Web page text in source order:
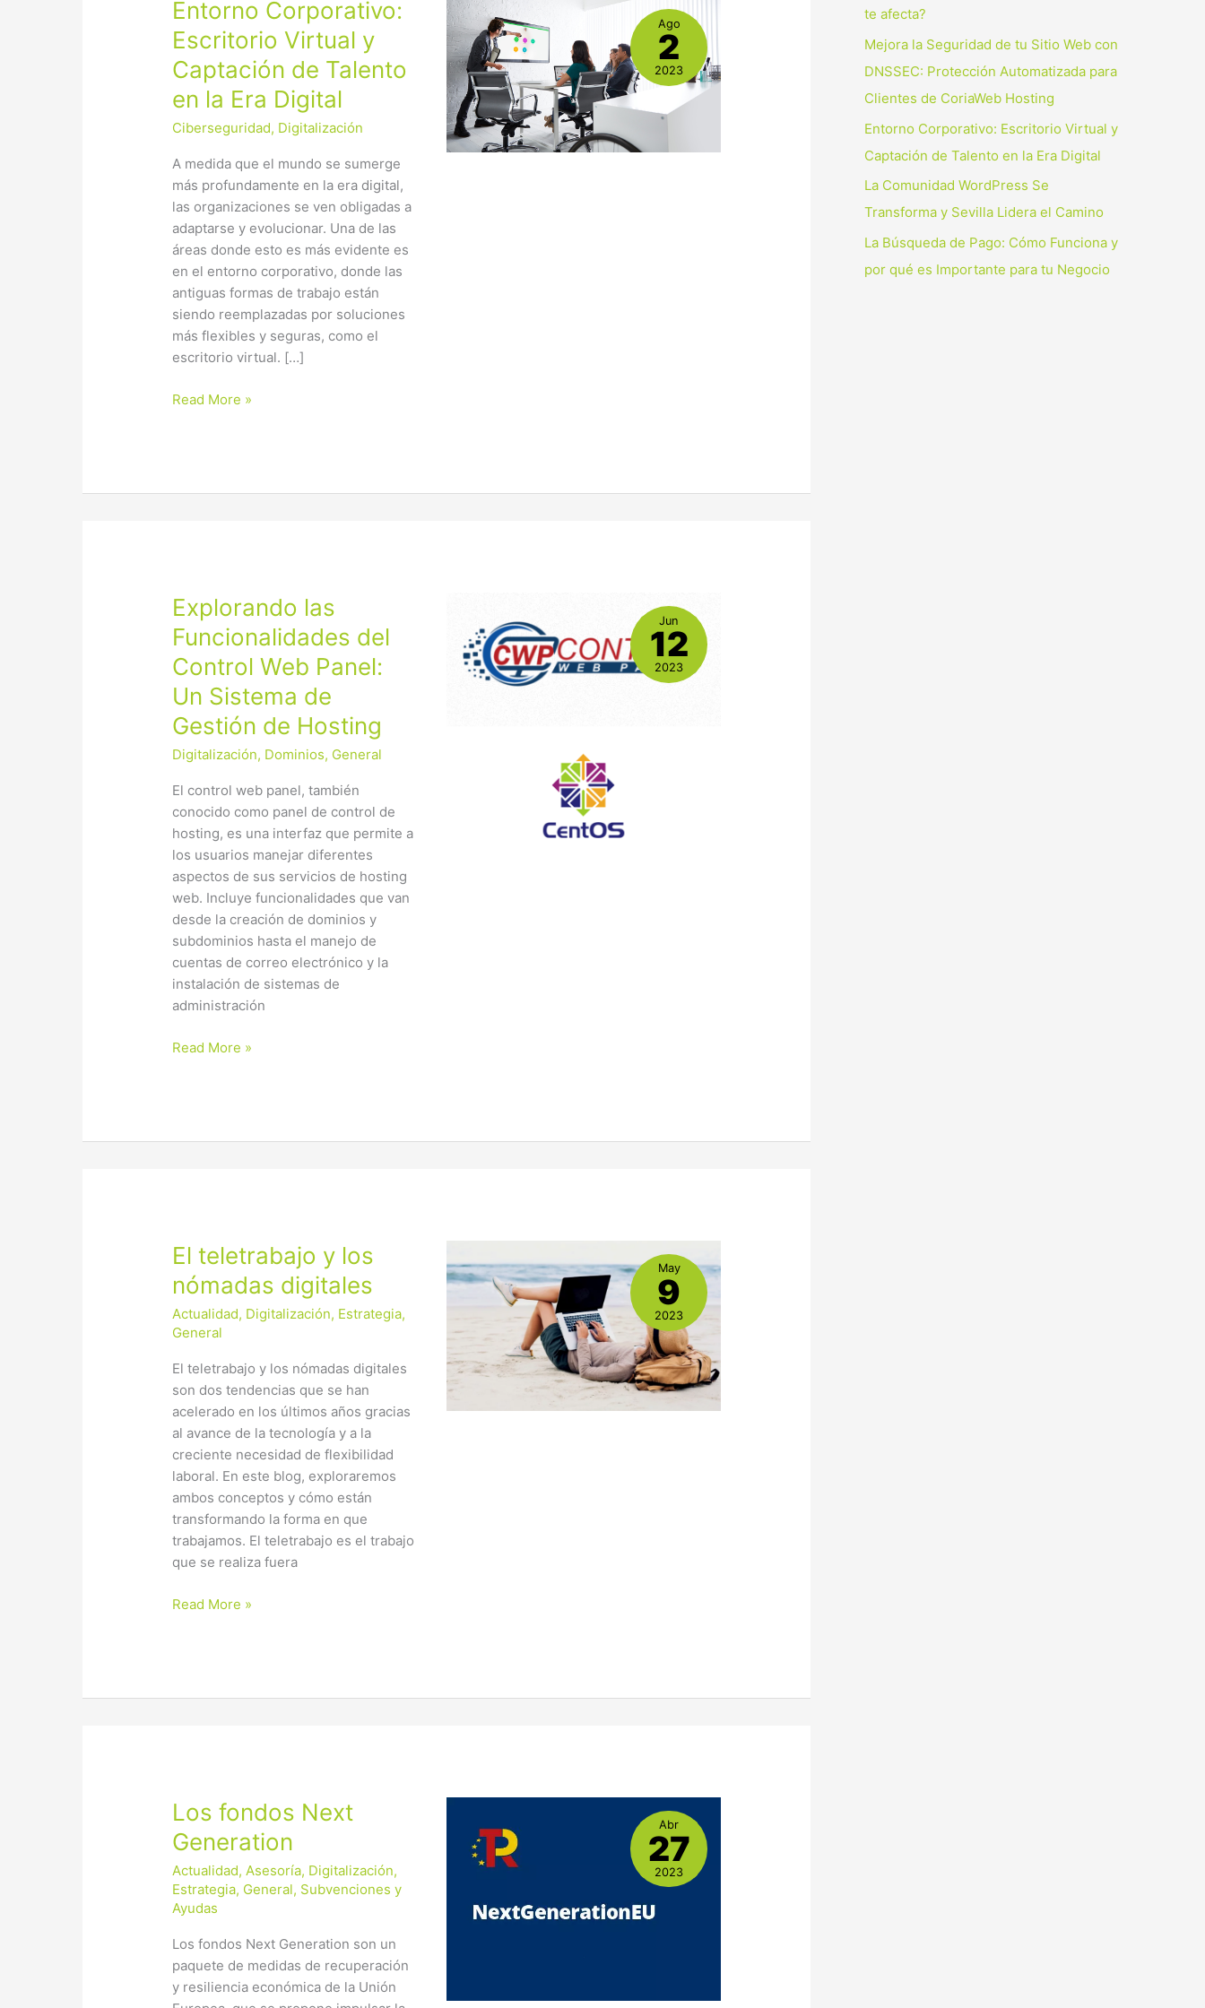
Entorno Corporativo:
Escritorio Virtual y
Captación de Talento
en la Era Digital
Ciberseguridad, Digitalización
A medida que el mundo se sumerge
más profundamente en la era digital,
las organizaciones se ven obligadas a
adaptarse y evolucionar. Una de las
áreas donde esto es más evidente es
en el entorno corporativo, donde las
antiguas formas de trabajo están
siendo reemplazadas por soluciones
más flexibles y seguras, como el
escritorio virtual. […]
Entorno
Corporativo:
Escritorio
Virtual
y
Captación
de
Talento
en
la
Era
Digital
Read More »
Ago
2
2023
Explorando las
Funcionalidades del
Control Web Panel:
Un Sistema de
Gestión de Hosting
Digitalización, Dominios, General
El control web panel, también
conocido como panel de control de
hosting, es una interfaz que permite a
los usuarios manejar diferentes
aspectos de sus servicios de hosting
web. Incluye funcionalidades que van
desde la creación de dominios y
subdominios hasta el manejo de
cuentas de correo electrónico y la
instalación de sistemas de
administración
Explorando
Funcionalidades
del
Control
Web
Panel:
Un
de
Gestión
de
Hosting
Read More »
Jun
12
2023
El teletrabajo y los
nómadas digitales
Actualidad, Digitalización, Estrategia,
General
El teletrabajo y los nómadas digitales
son dos tendencias que se han
acelerado en los últimos años gracias
al avance de la tecnología y a la
creciente necesidad de flexibilidad
laboral. En este blog, exploraremos
ambos conceptos y cómo están
transformando la forma en que
trabajamos. El teletrabajo es el trabajo
que se realiza fuera
El
teletrabajo
y
los
nómadas
Read More »
May
9
2023
Los fondos Next
Generation
Actualidad,Asesoría, Digitalización,
Estrategia, General, Subvenciones y
Ayudas
Los fondos Next Generation son un
paquete de medidas de recuperación
y resiliencia económica de la Unión
Los
Next
Generation
Abr
27
2023
p
te afecta?
Mejora la Seguridad de tu Sitio Web con
DNSSEC: Protección Automatizada para
Clientes de CoriaWeb Hosting
Entorno Corporativo: Escritorio Virtual y
Captación de Talento en la Era Digital
La Comunidad WordPress Se
Transforma y Sevilla Lidera el Camino
La Búsqueda de Pago: Cómo Funciona y
por qué es Importante para tu Negocio